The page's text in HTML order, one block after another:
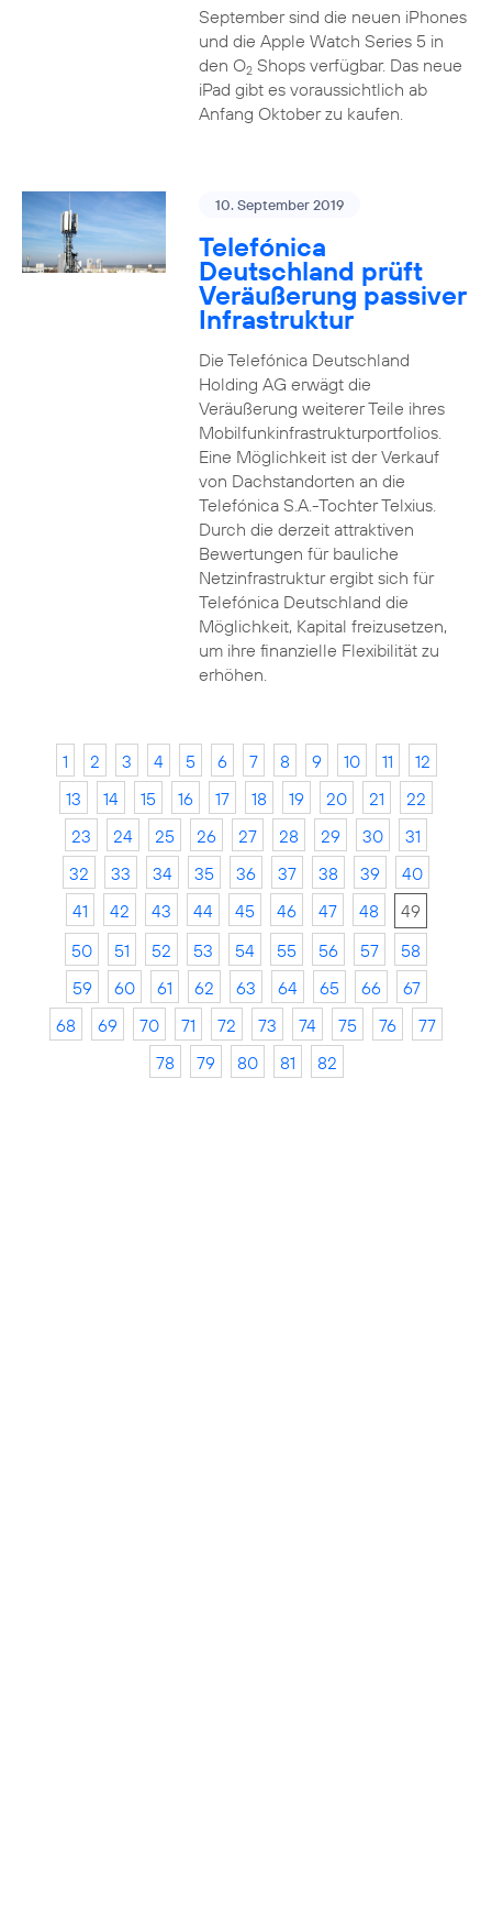
September sind die neuen iPhones
und die Apple Watch Series 5 in
den O2Shops verfügbar. Das neue
iPad gibt es voraussichtlich ab
Anfang Oktober zu kaufen.
10. September 2019
Telefónica
Deutschland prüft
Veräußerung passiver
Infrastruktur
Die Telefónica Deutschland
Holding AG erwägt die
Veräußerung weiterer Teile ihres
Mobilfunkinfrastrukturportfolios.
Eine Möglichkeit ist der Verkauf
von Dachstandorten an die
Telefónica S.A.-Tochter Telxius.
Durch die derzeit attraktiven
Bewertungen für bauliche
Netzinfrastruktur ergibt sich für
Telefónica Deutschland die
Möglichkeit, Kapital freizusetzen,
um ihre finanzielle Flexibilität zu
erhöhen.
1 2 3 4 5 6 7 8 9 10 11
12
13
14 15 16 17 18 19 20 21
22
23
24 25 26 27 28 29 30
31
32
33 34 35 36 37 38 39
40
41
42 43 44 45 46 47 48
49
50
51 52 53 54 55 56 57
58
59
60 61 62 63 64 65 66
67
68
69 70 71 72 73 74 75 76
77
78
79 80 81 82